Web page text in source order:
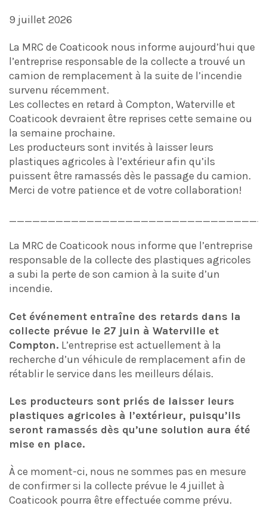
9 juillet 2026
La MRC de Coaticook nous informe aujourd’hui que
l’entreprise responsable de la collecte a trouvé un
camion de remplacement à la suite de l’incendie
survenu récemment.
Les collectes en retard à Compton, Waterville et
Coaticook devraient être reprises cette semaine ou
la semaine prochaine.
Les producteurs sont invités à laisser leurs
plastiques agricoles à l’extérieur afin qu’ils
puissent être ramassés dès le passage du camion.
Merci de votre patience et de votre collaboration!
La MRC de Coaticook nous informe que l’entreprise
responsable de la collecte des plastiques agricoles
a subi la perte de son camion à la suite d’un
incendie.
Cet événement entraîne des retards dans la
collecte prévue le 27 juin à Waterville et
Compton. L’entreprise est actuellement à la
recherche d’un véhicule de remplacement afin de
rétablir le service dans les meilleurs délais.
Les producteurs sont priés de laisser leurs
plastiques agricoles à l’extérieur, puisqu’ils
seront ramassés dès qu’une solution aura été
mise en place.
À ce moment-ci, nous ne sommes pas en mesure
de confirmer si la collecte prévue le 4 juillet à
Coaticook pourra être effectuée comme prévu.